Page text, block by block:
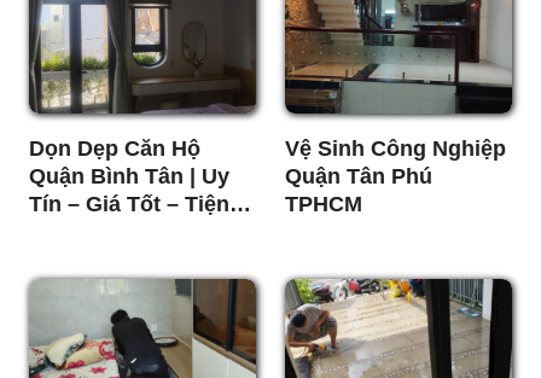
Dọn Dẹp Căn Hộ
Quận Bình Tân | Uy
Tín – Giá Tốt – Tiện
Vệ Sinh Công Nghiệp
Quận Tân Phú
TPHCM